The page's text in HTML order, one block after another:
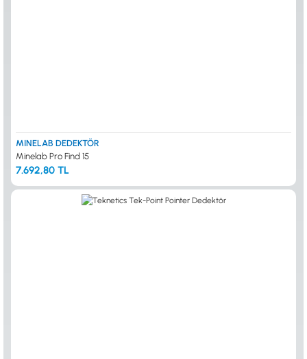
MINELAB DEDEKTÖR
Minelab Pro Find 15
7.692,80 TL